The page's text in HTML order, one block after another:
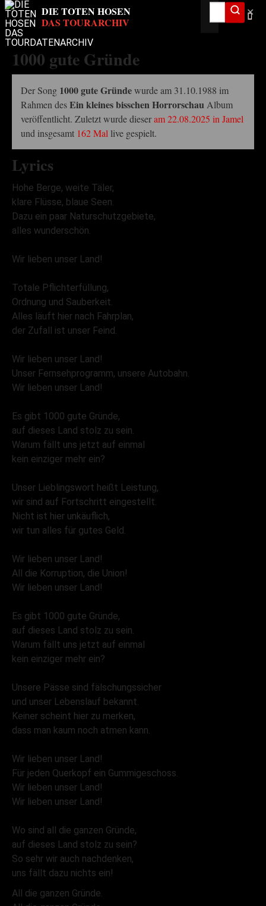
✕
1000 gute Gründe
Der Song 1000 gute Gründewurde am 31.10.1988 im
Rahmen desEin kleines bisschen Horrorschau Album
veröffentlicht. Zuletzt wurde dieseram 22.08.2025 in Jamel
und insgesamt 162 Mal live gespielt.
Lyrics
Hohe Berge, weite Täler,
klare Flüsse, blaue Seen.
Dazu ein paar Naturschutzgebiete,
alles wunderschön.
Wir lieben unser Land!
Totale Pflichterfüllung,
Ordnung und Sauberkeit.
Alles läuft hier nach Fahrplan,
der Zufall ist unser Feind.
Wir lieben unser Land!
Unser Fernsehprogramm, unsere Autobahn.
Wir lieben unser Land!
Es gibt 1000 gute Gründe,
auf dieses Land stolz zu sein.
Warum fällt uns jetzt auf einmal
kein einziger mehr ein?
Unser Lieblingswort heißt Leistung,
wir sind auf Fortschritt eingestellt.
Nicht ist hier unkäuflich,
wir tun alles für gutes Geld.
Wir lieben unser Land!
All die Korruption, die Union!
Wir lieben unser Land!
Es gibt 1000 gute Gründe,
auf dieses Land stolz zu sein.
Warum fällt uns jetzt auf einmal
kein einziger mehr ein?
Unsere Pässe sind fälschungssicher
und unser Lebenslauf bekannt.
Keiner scheint hier zu merken,
dass man kaum noch atmen kann.
Wir lieben unser Land!
Für jeden Querkopf ein Gummigeschoss.
Wir lieben unser Land!
Wir lieben unser Land!
Wo sind all die ganzen Gründe,
auf dieses Land stolz zu sein?
So sehr wir auch nachdenken,
uns fällt dazu nichts ein!
All die ganzen Gründe.